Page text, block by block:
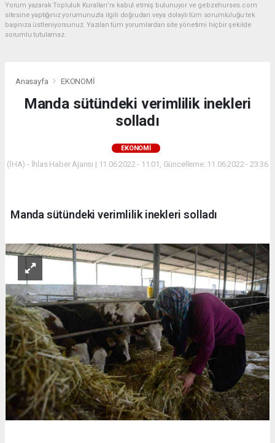
Yorum yazarak Topluluk Kuralları’nı kabul etmiş bulunuyor ve gebzehurses.com
sitesine yaptığınız yorumunuzla ilgili doğrudan veya dolaylı tüm sorumluluğu tek
başınıza üstleniyorsunuz. Yazılan tüm yorumlardan site yönetimi hiçbir şekilde
sorumlu tutulamaz.
Anasayfa EKONOMİ
Manda sütündeki verimlilik inekleri
solladı
EKONOMİ
(İHA) - İhlas Haber Ajansı | 11.06.2022 - 11:01, Güncelleme: 11.06.2022 - 23:36
Manda sütündeki verimlilik inekleri solladı